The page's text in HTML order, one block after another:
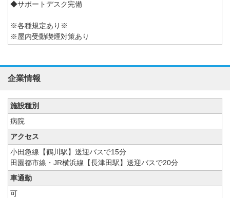
◆サポートデスク完備
※各種規定あり※
※屋内受動喫煙対策あり
企業情報
施設種別
病院
アクセス
小田急線【鶴川駅】送迎バスで15分
田園都市線・JR横浜線【長津田駅】送迎バスで20分
車通勤
可